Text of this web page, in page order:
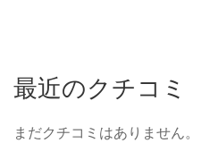
最近のクチコミ
まだクチコミはありません。